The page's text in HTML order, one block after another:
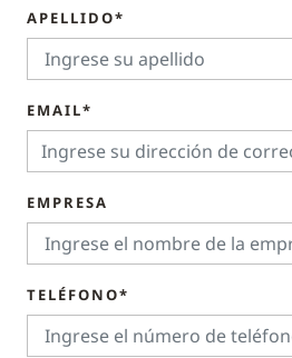
APELLIDO*
EMAIL*
EMPRESA
TELÉFONO*